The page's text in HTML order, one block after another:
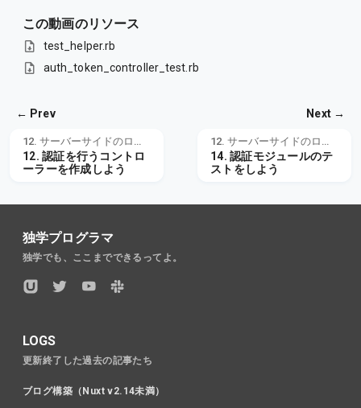
この動画のリソース
test_helper.rb
auth_token_controller_test.rb
← Prev Next →
12. 認証を行うコントロ
ーラーを作成しよう
14. 認証モジュールのテ
ストをしよう
独学プログラマ
独学でも、ここまでできるってよ。
LOGS
更新終了した過去の記事たち
ブログ構築（Nuxt v2.14未満）